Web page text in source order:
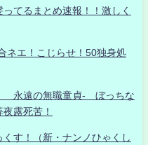
てるまとめ速報！！激しく
ネエ！こじらせ！50独身処
永遠の無職童貞- ぼっちな
露死苦！
す！（新・ナンノひゃくし